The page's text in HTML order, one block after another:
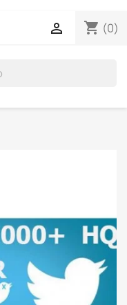
shopping_cart (0)
